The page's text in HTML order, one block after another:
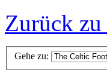
Zurück
Gehe zu: